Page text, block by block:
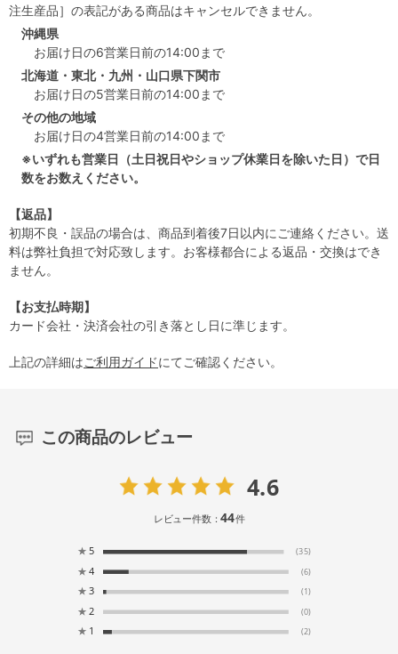
注生産品］の表記がある商品はキャンセルできません。
沖縄県
お届け日の6営業日前の14:00まで
北海道・東北・九州・山口県下関市
お届け日の5営業日前の14:00まで
その他の地域
お届け日の4営業日前の14:00まで
※いずれも営業日（土日祝日やショップ休業日を除いた日）で日
数をお数えください。
【返品】
初期不良・誤品の場合は、商品到着後7日以内にご連絡ください。送
料は弊社負担で対応致します。お客様都合による返品・交換はでき
ません。
【お支払時期】
カード会社・決済会社の引き落とし日に準じます。
上記の詳細はご利用ガイドにてご確認ください。
この商品のレビュー
4.6
レビュー件数：44件
★ 5 (35)
★ 4 (6)
★ 3 (1)
★ 2 (0)
★ 1 (2)